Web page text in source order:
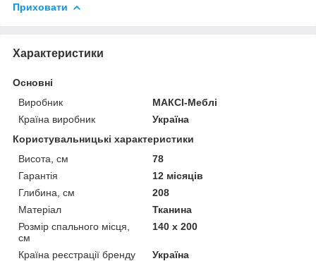
Приховати
Характеристики
Основні
Виробник
МАКСІ-Меблі
Країна виробник
Україна
Користувальницькі характеристики
Висота, см
78
Гарантія
12 місяців
Глибина, см
208
Матеріал
Тканина
Розмір спального місця,
см
140 х 200
Країна реєстрації бренду
Україна